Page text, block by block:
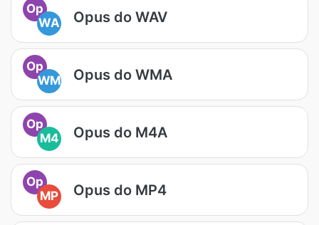
Op
WA
Opus do WAV
Op
WM
Opus do WMA
Op
M4
Opus do M4A
Op
MP
Opus do MP4